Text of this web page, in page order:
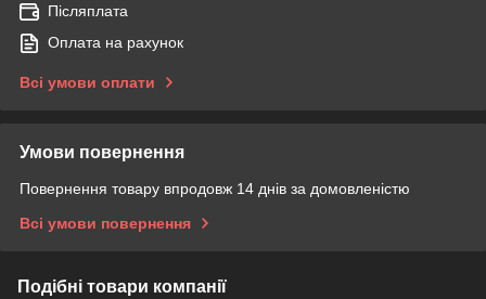
Післяплата
Оплата на рахунок
Всі умови оплати
Умови повернення
Повернення товару впродовж 14 днів за домовленістю
Всі умови повернення
Подібні товари компанії